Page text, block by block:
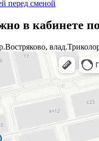
перед сменой
в кабинете